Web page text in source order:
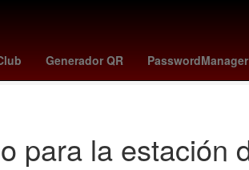
Generador QR PasswordManager
- nyc fc juventus - pisa gp azerbaiyán
city
para la estación